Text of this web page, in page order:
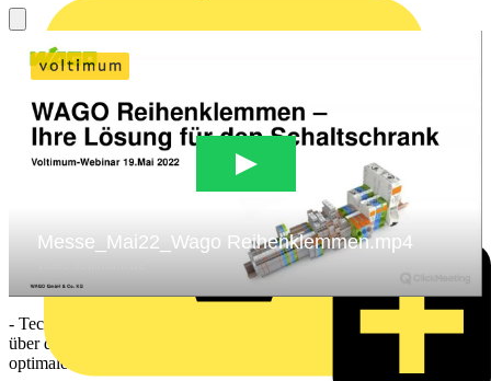
- Technische Merkmale der WAGO-Reihenklemmen - Überblick
über das Portfolio - Funktionserweiterung mit Zubehör - Die
optimale Reihenklemmenbedruckung - Digitale Ergänzungen